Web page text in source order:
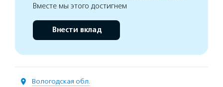
Вместе мы этого достигнем
Внести вклад
Вологодская обл.